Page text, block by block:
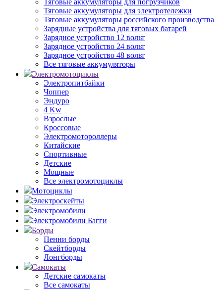
Тяговые аккумуляторы для погрузчиков
Тяговые аккумуляторы для электротележки
Тяговые аккумуляторы российского производства
Зарядные устройства для тяговых батарей
Зарядное устройство 12 вольт
Зарядное устройство 24 вольт
Зарядное устройство 48 вольт
Все тяговые аккумуляторы
Электромотоциклы
Электропитбайки
Чоппер
Эндуро
4 Kw
Взрослые
Кроссовые
Электромотороллеры
Китайские
Спортивные
Детские
Мощные
Все электромотоциклы
Мотоциклы
Электроскейты
Электромобили
Электромобили Багги
Борды
Пенни борды
Скейтборды
Лонгборды
Самокаты
Детские самокаты
Все самокаты